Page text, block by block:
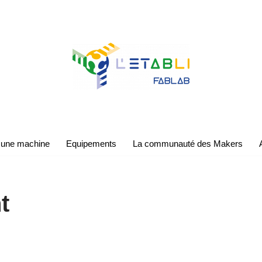
machine Equipements La communauté des Makers